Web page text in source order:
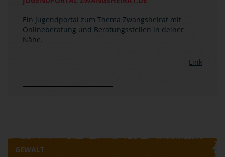
JUGENDPORTAL ZWANGSHEIRAT.DE